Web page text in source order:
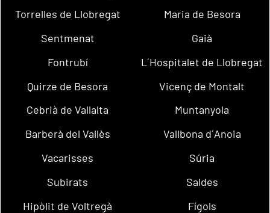
Torrelles de Llobregat
Maria de Besora
Sentmenat
Gaià
Fontrubí
L´Hospitalet de Llobregat
Quirze de Besora
Vicenç de Montalt
Cebrià de Vallalta
Muntanyola
Barberà del Vallès
Vallbona d´Anoia
Vacarisses
Súria
Subirats
Saldes
Hipòlit de Voltregà
Fígols